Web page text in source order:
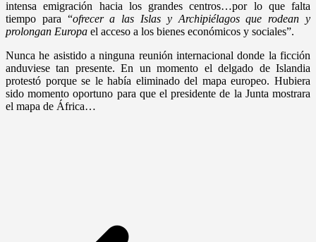
intensa emigración hacia los grandes centros…por lo que falta
tiempo para “ofrecer a las Islas y Archipiélagos que rodean y
prolongan Europa el acceso a los bienes económicos y sociales”.
Nunca he asistido a ninguna reunión internacional donde la ficción
anduviese tan presente. En un momento el delgado de Islandia
protestó porque se le había eliminado del mapa europeo. Hubiera
sido momento oportuno para que el presidente de la Junta mostrara
el mapa de África…